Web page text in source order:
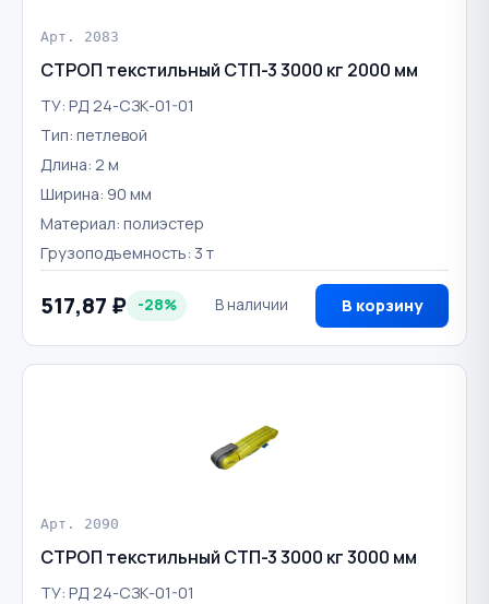
Арт. 2083
СТРОП текстильный СТП-3 3000 кг 2000 мм
ТУ: РД 24-СЗК-01-01
Тип: петлевой
Длина: 2 м
Ширина: 90 мм
Материал: полиэстер
Грузоподъемность: 3 т
517,87 ₽ -28% В наличии В корзину
Арт. 2090
СТРОП текстильный СТП-3 3000 кг 3000 мм
ТУ: РД 24-СЗК-01-01